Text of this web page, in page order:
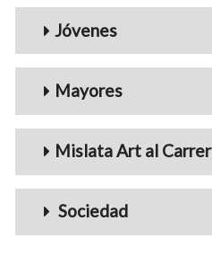
Jóvenes
Mayores
Mislata Art al Carrer
Sociedad